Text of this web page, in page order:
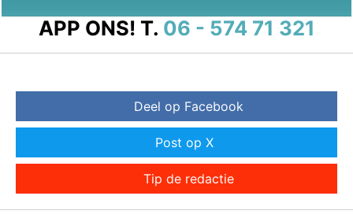
APP ONS! T. 06 - 574 71 321
Deel op Facebook
Post op X
Tip de redactie